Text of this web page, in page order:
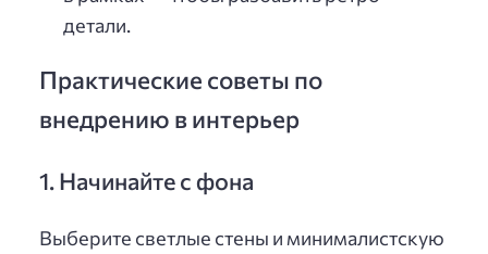
детали.
Практические советы по
внедрению в интерьер
1. Начинайте с фона
Выберите светлые стены и минималистскую